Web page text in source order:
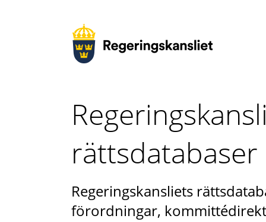
rättsdatabaser
Regeringskansliets
förordningar,